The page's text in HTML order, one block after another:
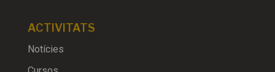
ACTIVITATS
Notícies